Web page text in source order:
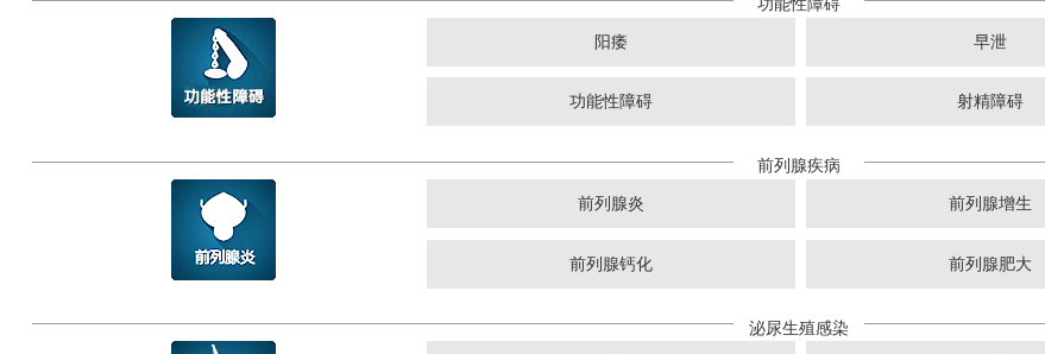
功能性障碍
阳痿 早泄
功能性障碍 射精障碍
前列腺疾病
前列腺炎 前列腺增生
前列腺钙化 前列腺肥大
泌尿生殖感染